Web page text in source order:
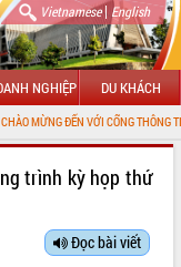
Vietnamese| English
NGHIỆP DU KHÁCH
VỚI CỔNG THÔNG TIN ĐIỆN TỬ
trình kỳ họp thứ
Đọc bài viết